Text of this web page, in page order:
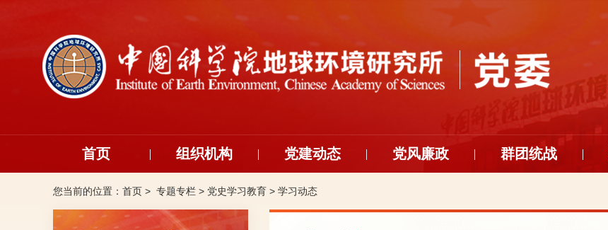
首页 组织机构 党建动态 党风廉政 群团统战
您当前的位置： 首页 > 专题专栏 > 党史学习教育 > 学习动态